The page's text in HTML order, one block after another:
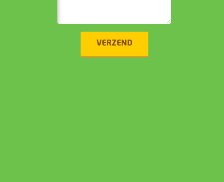
VERZEND